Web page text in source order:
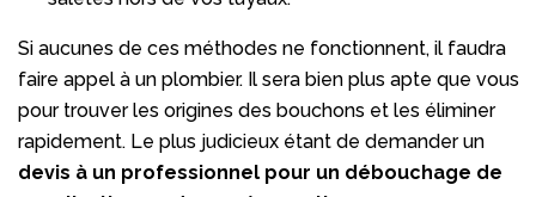
Si aucunes de ces méthodes ne fonctionnent, il faudra
faire appel à un plombier. Il sera bien plus apte que vous
pour trouver les origines des bouchons et les éliminer
rapidement. Le plus judicieux étant de demander un
devis à un professionnel pour un débouchage de